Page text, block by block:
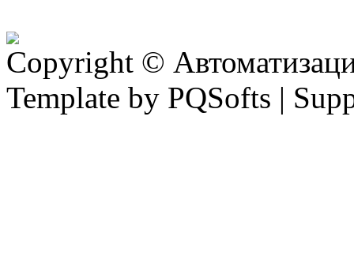
Copyright ©
Template by PQSofts |